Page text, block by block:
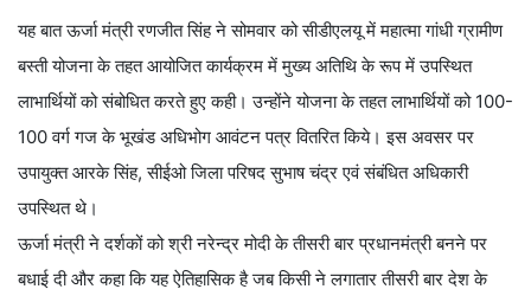
यह बात ऊर्जा मंत्री रणजीत सिंह ने सोमवार को सीडीएलयू में महात्मा गांधी ग्रामीण
बस्ती योजना के तहत आयोजित कार्यक्रम में मुख्य अतिथि के रूप में उपस्थित
लाभार्थियों को संबोधित करते हुए कही। उन्होंने योजना के तहत लाभार्थियों को 100-
100 वर्ग गज के भूखंड अधिभोग आवंटन पत्र वितरित किये। इस अवसर पर
उपायुक्त आरके सिंह, सीईओ जिला परिषद सुभाष चंद्र एवं संबंधित अधिकारी
उपस्थित थे।
ऊर्जा मंत्री ने दर्शकों को श्री नरेन्द्र मोदी के तीसरी बार प्रधानमंत्री बनने पर
बधाई दी और कहा कि यह ऐतिहासिक है जब किसी ने लगातार तीसरी बार देश के